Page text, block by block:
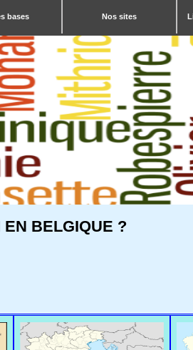
bases Nos sites
EN BELGIQUE ?